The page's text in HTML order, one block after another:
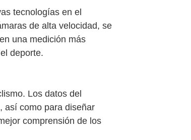
tecnologías en el
de alta velocidad, se
una medición más
deporte.
Los datos del
así como para diseñar
comprensión de los